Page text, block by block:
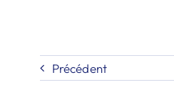
Précédent